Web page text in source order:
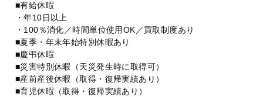
■有給休暇
・年10日以上
・100％消化／時間単位使用OK／買取制度あり
■夏季・年末年始特別休暇あり
■慶弔休暇
■災害特別休暇（天災発生時に取得可）
■産前産後休暇（取得・復帰実績あり）
■育児休暇（取得・復帰実績あり）